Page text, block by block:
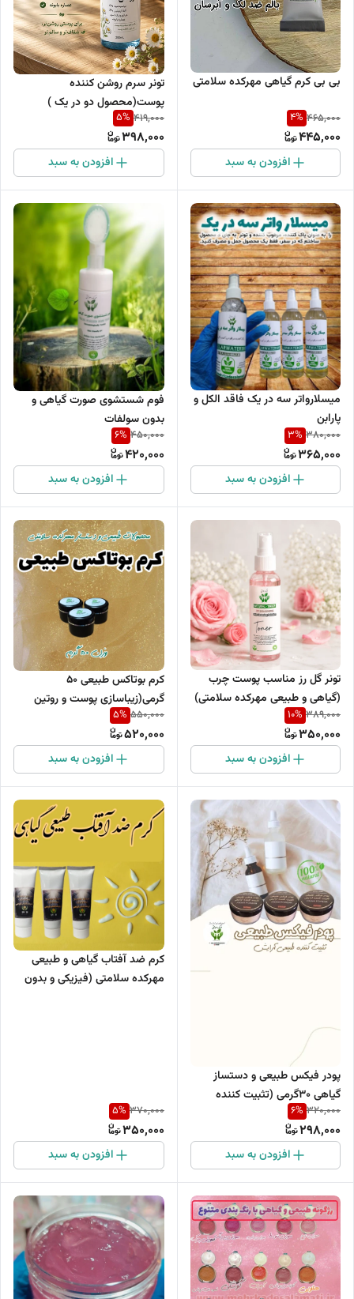
بی بی کرم گیاهی مهرکده سلامتی
465,000
4%
445,000
افزودن به سبد
تونر سرم روشن کننده
پوست(محصول دو در یک )
419,000
5%
398,000
افزودن به سبد
میسلارواتر سه در یک فاقد الکل و
پارابن
380,000
3%
365,000
افزودن به سبد
فوم شستشوی صورت گیاهی و
بدون سولفات
450,000
6%
420,000
افزودن به سبد
تونر گل رز مناسب پوست چرب
(گیاهی و طبیعی مهرکده سلامتی)
حجم 120میلی لیتر
389,000
10%
350,000
افزودن به سبد
کرم بوتاکس طبیعی 50
گرمی(زیباسازی پوست و روتین
مراقبت از پوست)
550,000
5%
520,000
افزودن به سبد
پودر فیکس طبیعی و دستساز
گیاهی ۳۰گرمی (تثبیت کننده
آرایش طبیعی )
320,000
6%
298,000
افزودن به سبد
کرم ضد آفتاب گیاهی و طبیعی
مهرکده سلامتی (فیزیکی و بدون
370,000
5%
350,000
افزودن به سبد